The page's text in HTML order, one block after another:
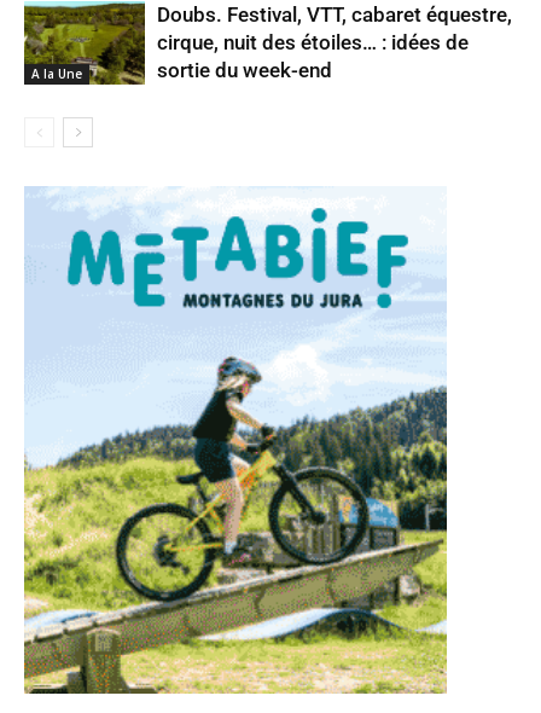
A la Une
Doubs. Festival, VTT, cabaret équestre,
cirque, nuit des étoiles… : idées de
sortie du week-end